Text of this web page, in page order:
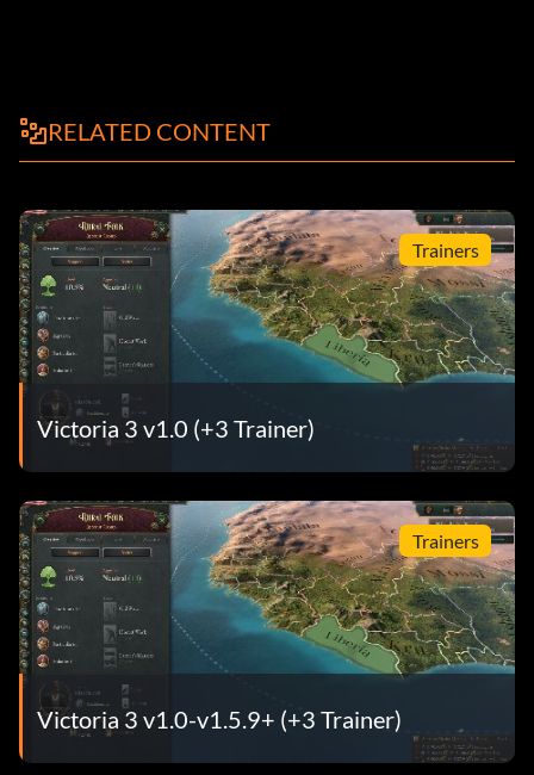
RELATED CONTENT
Trainers
Victoria 3 v1.0 (+3 Trainer)
Trainers
Victoria 3 v1.0-v1.5.9+ (+3 Trainer)